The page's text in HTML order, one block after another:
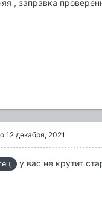
, заправка
12 декабря, 2021
у вас не крутит